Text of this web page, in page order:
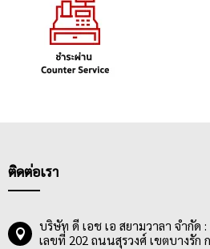
ติดต่อเรา
บริษัท ดี เอช เอ สยามวาลา จำกัด :
เลขที่ 202 ถนนสุรวงศ์ เขตบางรัก